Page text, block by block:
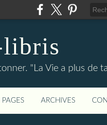
"La Vie a plus de
PAGES ARCHIVES